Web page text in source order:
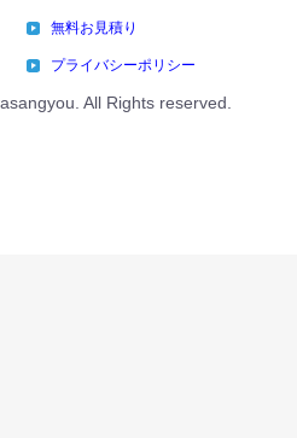
無料お見積り
プライバシーポリシー
All Rights reserved.